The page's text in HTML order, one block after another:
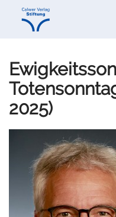
Direkt
Direkt
2025)